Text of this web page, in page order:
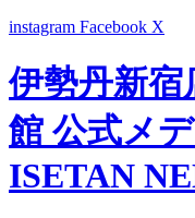
instagram Facebook X
伊勢丹新
館 公式メ
ISETAN